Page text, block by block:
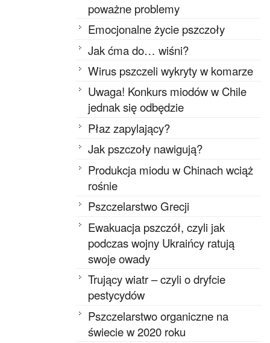
poważne problemy
Emocjonalne życie pszczoły
Jak ćma do… wiśni?
Wirus pszczeli wykryty w komarze
Uwaga! Konkurs miodów w Chile
jednak się odbędzie
Płaz zapylający?
Jak pszczoły nawigują?
Produkcja miodu w Chinach wciąż
rośnie
Pszczelarstwo Grecji
Ewakuacja pszczół, czyli jak
podczas wojny Ukraińcy ratują
swoje owady
Trujący wiatr – czyli o dryfcie
pestycydów
Pszczelarstwo organiczne na
świecie w 2020 roku